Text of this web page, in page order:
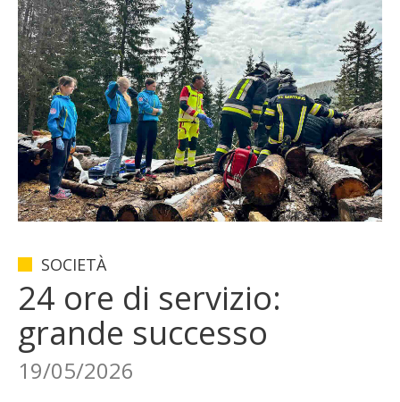
SOCIETÀ
24 ore di servizio:
grande successo
19/05/2026